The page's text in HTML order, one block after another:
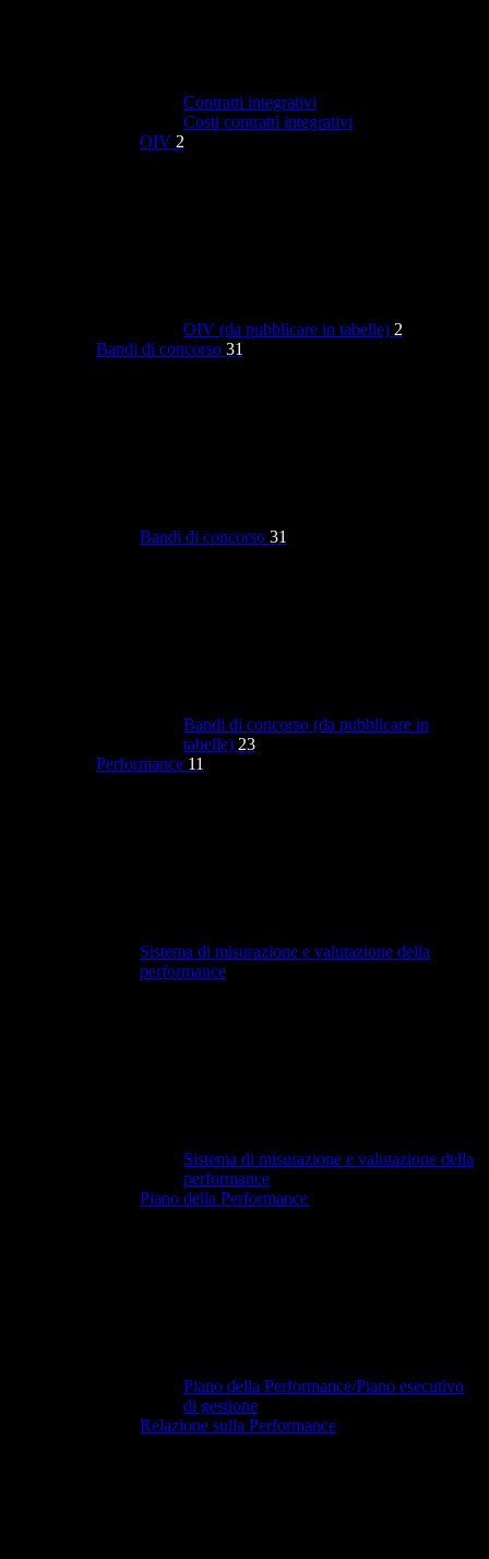
Contratti integrativi
Costi contratti integrativi
OIV 2
OIV (da pubblicare in tabelle) 2
Bandi di concorso 31
Bandi di concorso 31
Bandi di concorso (da pubblicare in
tabelle) 23
Performance 11
Sistema di misurazione e valutazione della
performance
Sistema di misurazione e valutazione della
performance
Piano della Performance
Piano della Performance/Piano esecutivo
di gestione
Relazione sulla Performance